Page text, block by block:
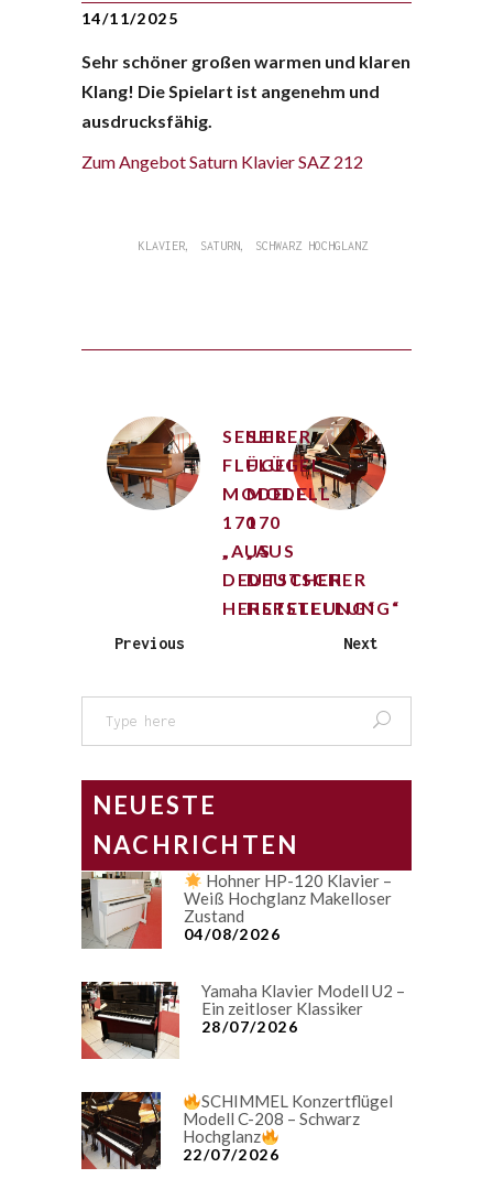
14/11/2025
Sehr schöner großen warmen und klaren
Klang! Die Spielart ist angenehm und
ausdrucksfähig.
Zum Angebot Saturn Klavier SAZ 212
KLAVIER, SATURN, SCHWARZ HOCHGLANZ
SEILER
FLÜGEL
MODELL
170
„AUS
DEUTSCHER
HERSTELLUNG“
Previous
SEILER
FLÜGEL
MODELL
170
„AUS
DEUTSCHER
HERSTELLUNG“
Next
NEUESTE
NACHRICHTEN
Hohner HP-120 Klavier –
Weiß Hochglanz Makelloser
Zustand
04/08/2026
Yamaha Klavier Modell U2 –
Ein zeitloser Klassiker
28/07/2026
SCHIMMEL Konzertflügel
Modell C-208 – Schwarz
Hochglanz
22/07/2026